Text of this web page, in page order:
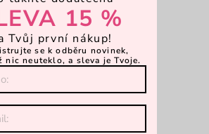
15 %
Tvůj první nákup!
se k odběru novinek,
nic neuteklo, a sleva je Tvoje.